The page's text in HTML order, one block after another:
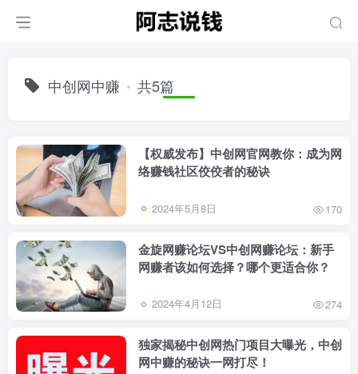
中创网中赚 共5篇
【权威发布】中创网官网教你：成为网
络赚钱社区佼佼者的秘诀
2024年5月8日 170
金旋网赚论坛VS中创网赚论坛：新手
网赚者该如何选择？哪个更适合你？
2024年4月12日 274
独家揭秘中创网热门项目大曝光，中创
网中赚的秘诀一网打尽！